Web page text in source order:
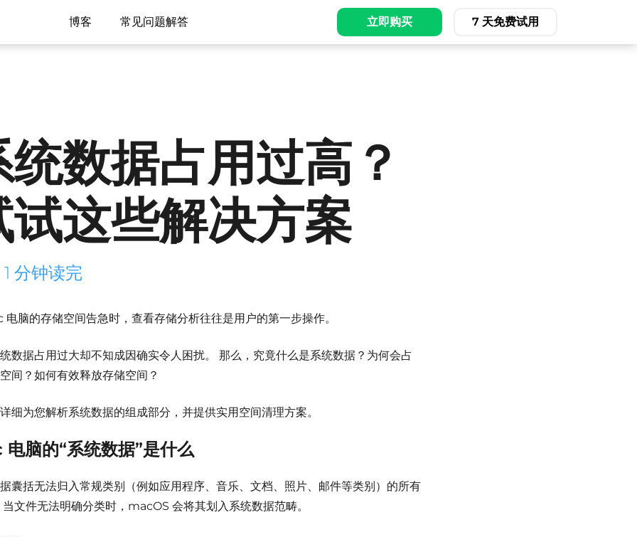
博客 常见问题解答 立即购买 7 天免费试用
统数据占用过高？
试这些解决方案
分钟读完
电脑的存储空间告急时，查看存储分析往往是用户的第一步操作。
数据占用过大却不知成因确实令人困扰。
那么，究竟什么是系统数据？为何会占
间？如何有效释放存储空间？
细为您解析系统数据的组成部分，并提供实用空间清理方案。
脑的“系统数据”是什么
囊括无法归入常规类别（例如应用程序、音乐、文档、照片、邮件等类别）的所有
当文件无法明确分类时，macOS 会将其划入系统数据范畴。